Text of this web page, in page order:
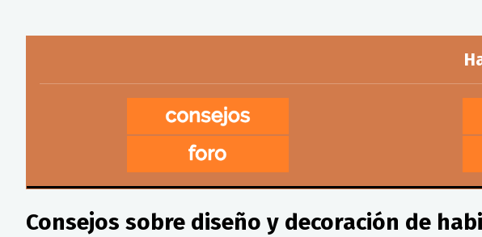
Consejos sobre diseño y decoración de